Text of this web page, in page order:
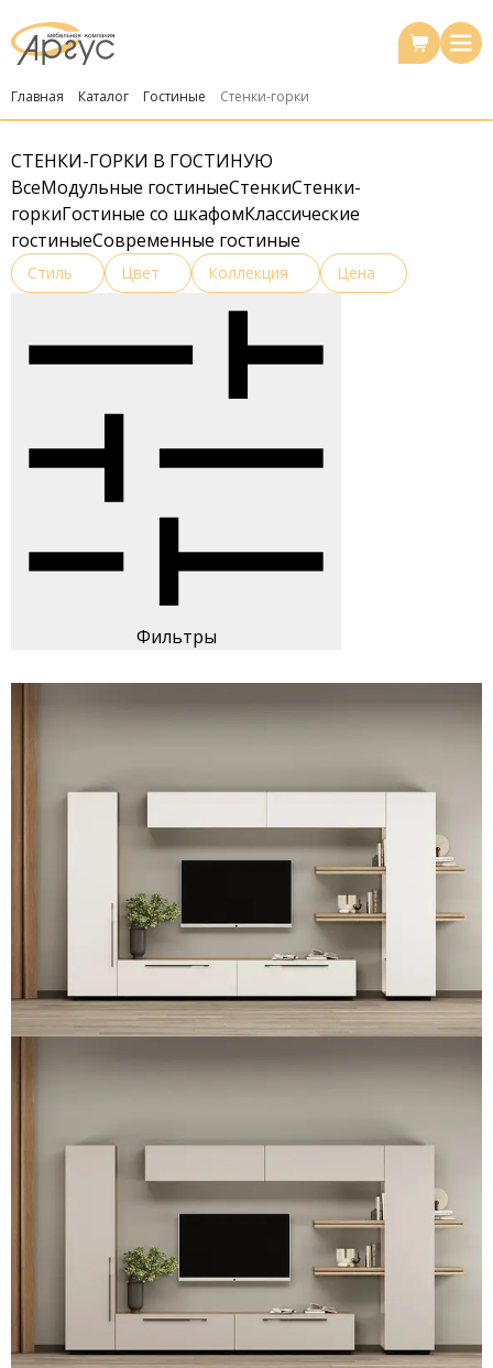
Главная Каталог Гостиные Стенки-горки
СТЕНКИ-ГОРКИ В ГОСТИНУЮ
ВсеМодульные гостиныеСтенкиСтенки-
горкиГостиные со шкафомКлассические
гостиныеСовременные гостиные
Стиль Цвет Коллекция Цена
Фильтры